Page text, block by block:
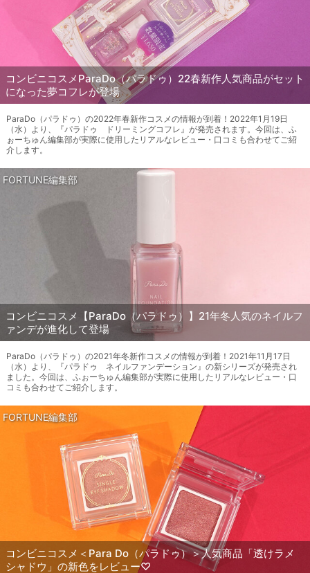
コンビニコスメParaDo（パラドゥ）22春新作人気商品がセット
になった夢コフレが登場
ParaDo（パラドゥ）の2022年春新作コスメの情報が到着！2022年1月19日
（水）より、『パラドゥ ドリーミングコフレ』が発売されます。今回は、ふ
ぉーちゅん編集部が実際に使用したリアルなレビュー・口コミも合わせてご紹
介します。
FORTUNE編集部
コンビニコスメ【ParaDo（パラドゥ）】21年冬人気のネイルフ
ァンデが進化して登場
ParaDo（パラドゥ）の2021年冬新作コスメの情報が到着！2021年11月17日
（水）より、『パラドゥ ネイルファンデーション』の新シリーズが発売され
ました。今回は、ふぉーちゅん編集部が実際に使用したリアルなレビュー・口
コミも合わせてご紹介します。
FORTUNE編集部
コンビニコスメ＜Para Do（パラドゥ）＞人気商品「透けラメ
シャドウ」の新色をレビュー♡